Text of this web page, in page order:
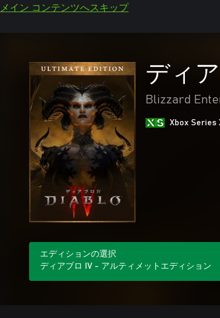
メイン コンテンツへスキップ
ディ
Blizzard
Xbox Series
エディションの選択
ディアブロ IV - アルティメットエディション